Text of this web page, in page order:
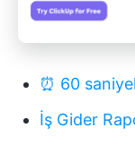
⏰ 60
İş Gider